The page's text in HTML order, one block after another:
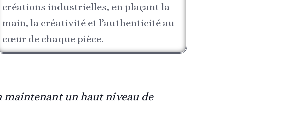
créations industrielles, en plaçant la
main, la créativité et l’authenticité au
cœur de chaque pièce.
maintenant un haut niveau de